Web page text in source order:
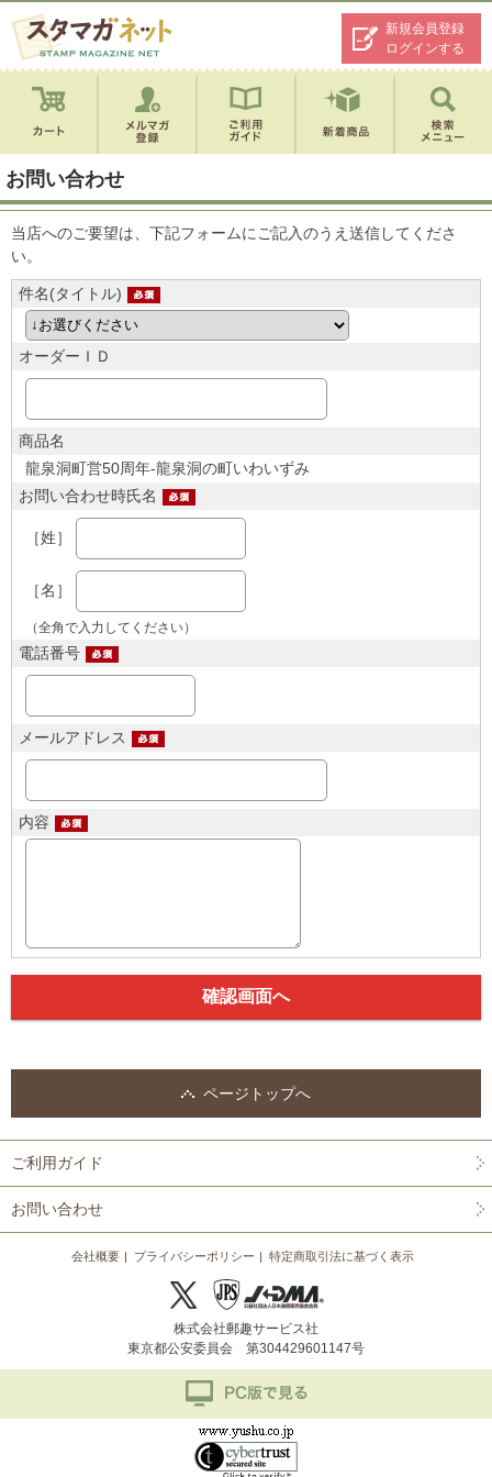
新規会員登録
ログインする
お問い合わせ
当店へのご要望は、下記フォームにご記入のうえ送信してくださ
い。
件名(タイトル)
オーダーＩＤ
商品名
龍泉洞町営50周年-龍泉洞の町いわいずみ
お問い合わせ時氏名
［姓］
［名］
（全角で入力してください）
電話番号
メールアドレス
内容
ページトップへ
ご利用ガイド
お問い合わせ
会社概要 プライバシーポリシー 特定商取引法に基づく表示
株式会社郵趣サービス社
東京都公安委員会 第304429601147号